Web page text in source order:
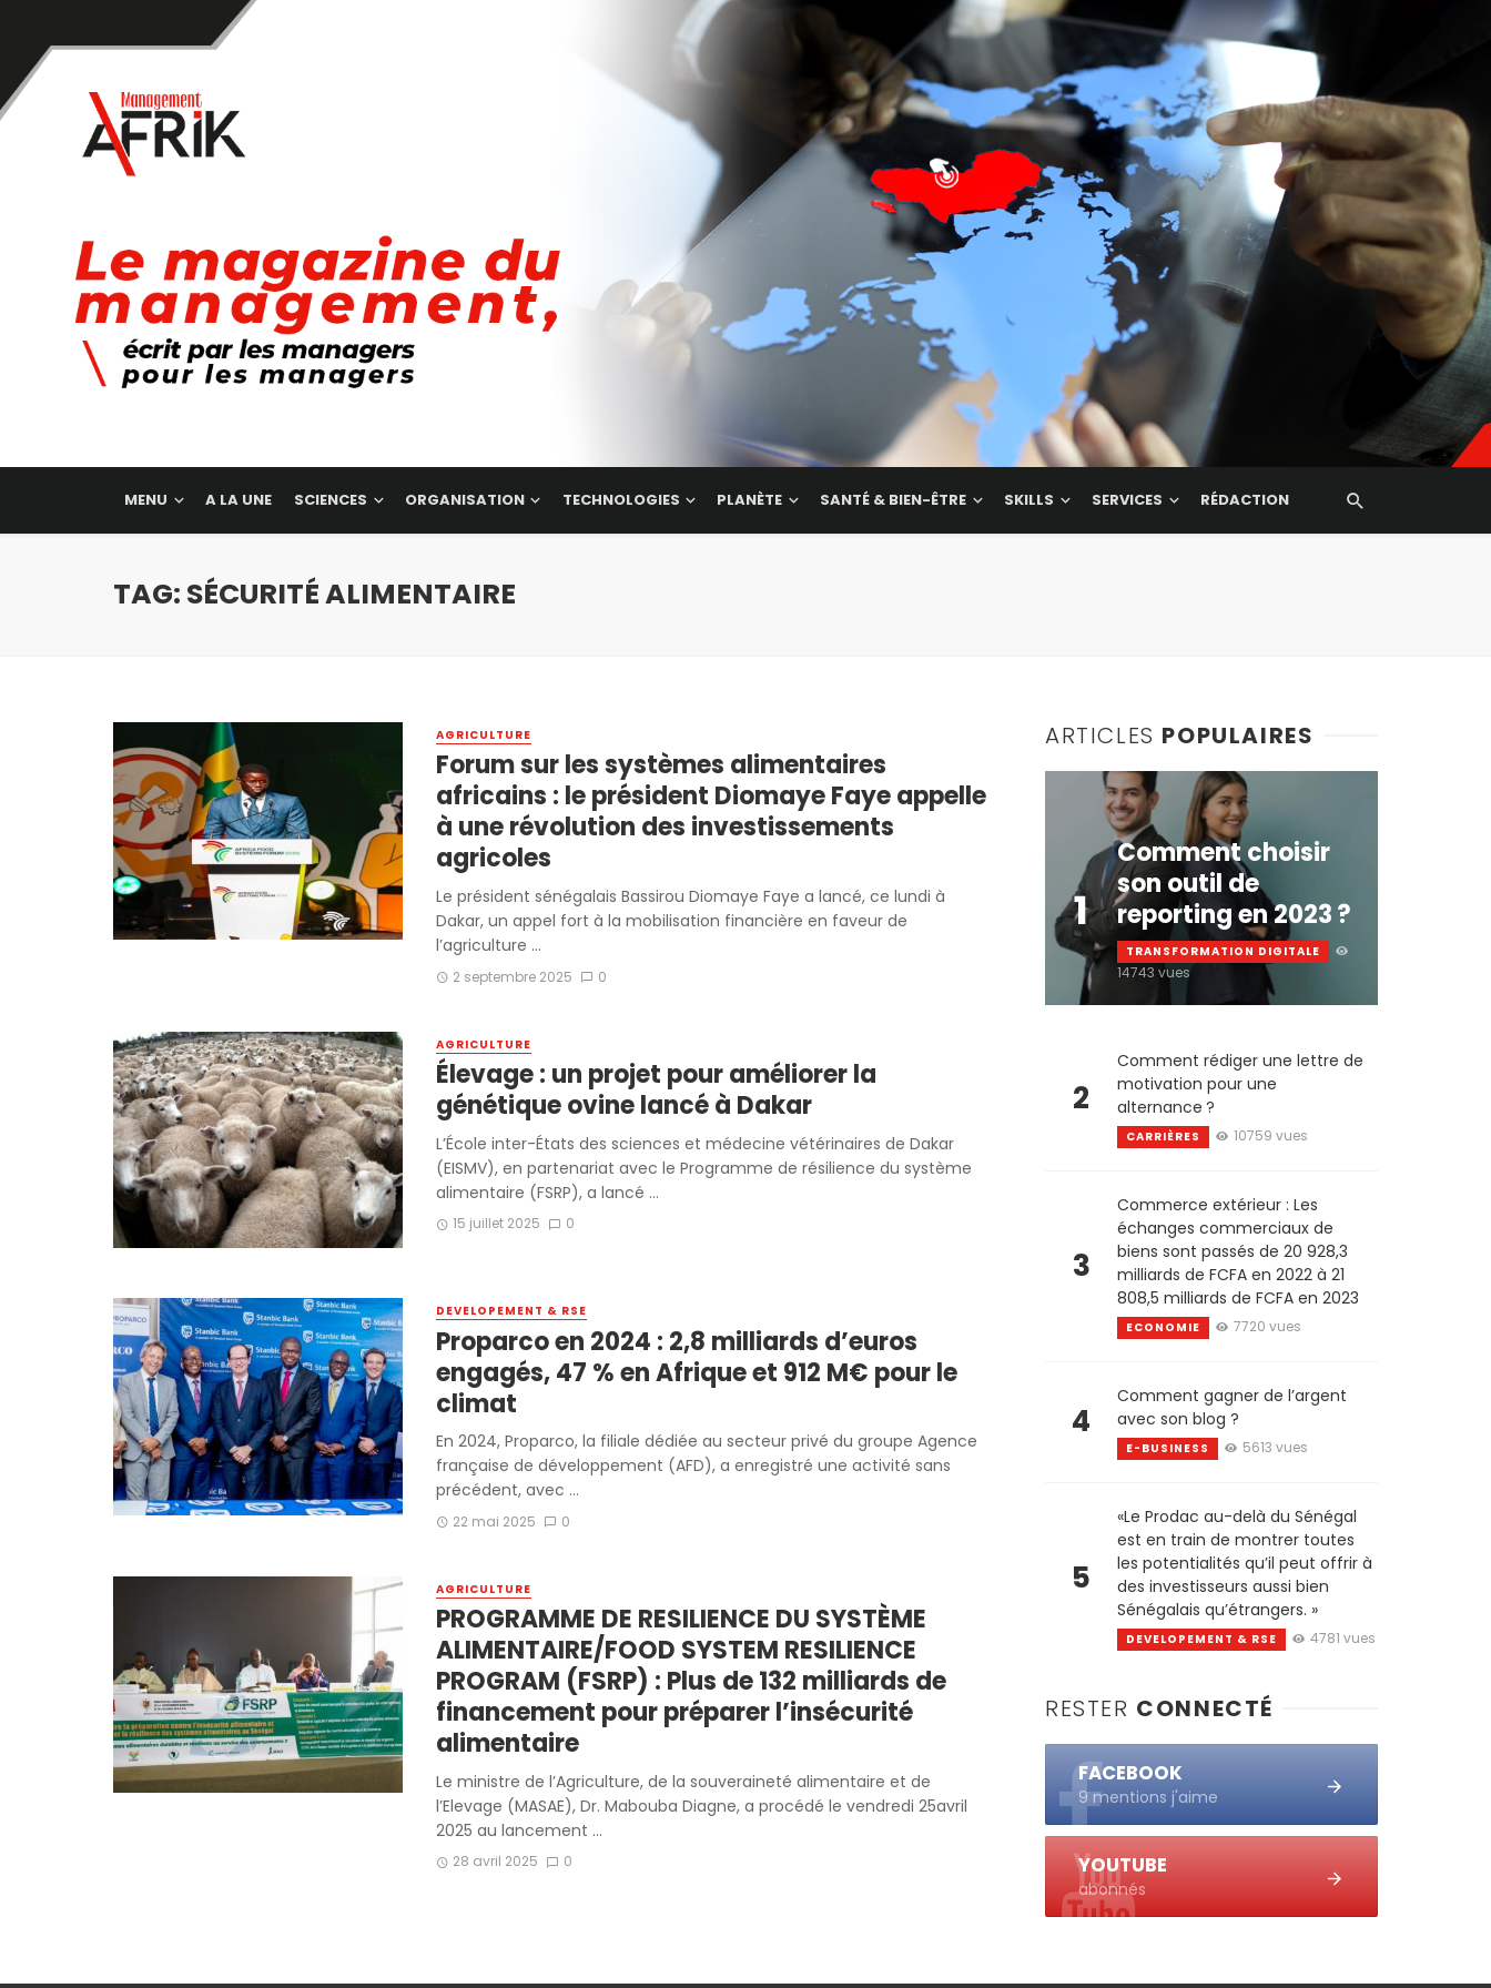
MENU A LA UNE SCIENCES ORGANISATION TECHNOLOGIES PLANÈTE SANTÉ & BIEN-ÊTRE SKILLS SERVICES RÉDACTION
TAG: SÉCURITÉ ALIMENTAIRE
AGRICULTURE
Forum sur les systèmes alimentaires
africains : le président Diomaye Faye appelle
à une révolution des investissements
agricoles
Le président sénégalais Bassirou Diomaye Faye a lancé, ce lundi à
Dakar, un appel fort à la mobilisation financière en faveur de
l’agriculture ...
2 septembre 2025 0
AGRICULTURE
Élevage : un projet pour améliorer la
génétique ovine lancé à Dakar
L’École inter-États des sciences et médecine vétérinaires de Dakar
(EISMV), en partenariat avec le Programme de résilience du système
alimentaire (FSRP), a lancé ...
15 juillet 2025 0
DEVELOPEMENT & RSE
Proparco en 2024 : 2,8 milliards d’euros
engagés, 47 % en Afrique et 912 M€ pour le
climat
En 2024, Proparco, la filiale dédiée au secteur privé du groupe Agence
française de développement (AFD), a enregistré une activité sans
précédent, avec ...
22 mai 2025 0
AGRICULTURE
PROGRAMME DE RESILIENCE DU SYSTÈME
ALIMENTAIRE/FOOD SYSTEM RESILIENCE
PROGRAM (FSRP) : Plus de 132 milliards de
financement pour préparer l’insécurité
alimentaire
Le ministre de l’Agriculture, de la souveraineté alimentaire et de
l’Elevage (MASAE), Dr. Mabouba Diagne, a procédé le vendredi 25avril
2025 au lancement ...
28 avril 2025 0
ARTICLES POPULAIRES
1
Comment choisir
son outil de
reporting en 2023 ?
TRANSFORMATION DIGITALE
14743 vues
2
Comment rédiger une lettre de
motivation pour une
alternance ?
CARRIÈRES 10759 vues
3
Commerce extérieur : Les
échanges commerciaux de
biens sont passés de 20 928,3
milliards de FCFA en 2022 à 21
808,5 milliards de FCFA en 2023
ECONOMIE 7720 vues
4
Comment gagner de l’argent
avec son blog ?
E-BUSINESS 5613 vues
5
«Le Prodac au-delà du Sénégal
est en train de montrer toutes
les potentialités qu’il peut offrir à
des investisseurs aussi bien
Sénégalais qu’étrangers. »
DEVELOPEMENT & RSE 4781 vues
RESTER CONNECTÉ
FACEBOOK
9 mentions j'aime
YOUTUBE
abonnés